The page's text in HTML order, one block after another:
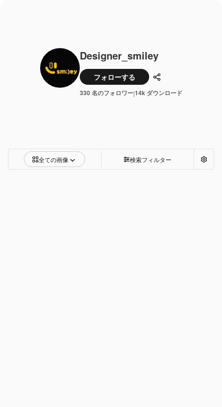
Designer_smiley
フォローする 共有
330 名のフォロワー|14k ダウンロード
全ての画像 検索フィルター